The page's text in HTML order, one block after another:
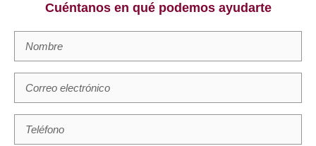
Cuéntanos en qué podemos ayudarte